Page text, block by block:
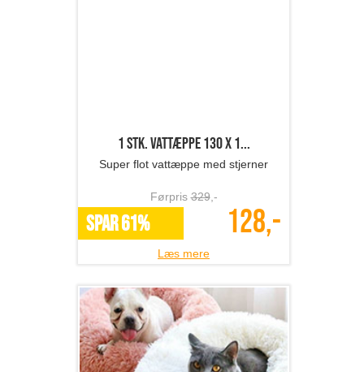
SPAR 61% 128,-
Læs mere
Donut seng til kæledyr
Dit kæledyr vil elske denne donut
seng!